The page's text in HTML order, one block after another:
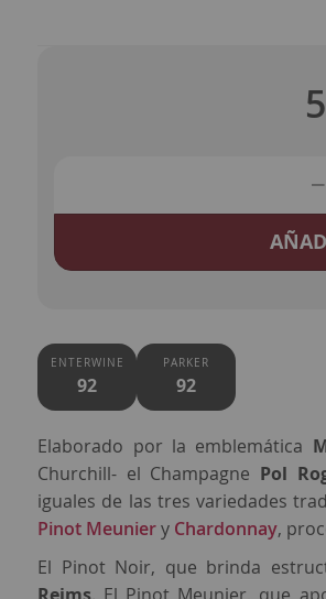
ENTERWINE
92
PARKER
92
Elaborado por la emblemática
Churchill- el Champagne Pol
iguales de las tres variedades
Pinot Meuniery Chardonnay,
El Pinot Noir, que brinda